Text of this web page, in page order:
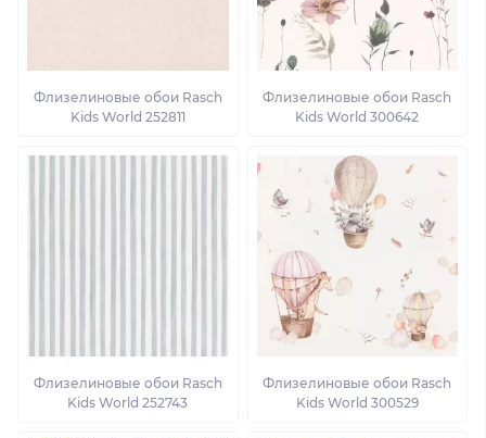
Флизелиновые обои Rasch
Kids World 252811
Флизелиновые обои Rasch
Kids World 300642
Флизелиновые обои Rasch
Kids World 252743
Флизелиновые обои Rasch
Kids World 300529